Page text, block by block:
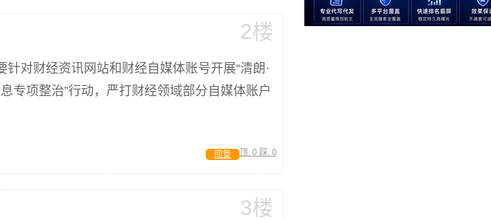
2楼
对财经资讯网站和财经自媒体账号开展“清朗·
专项整治”行动，严打财经领域部分自媒体账户
顶: 0 踩: 0
回复
3楼